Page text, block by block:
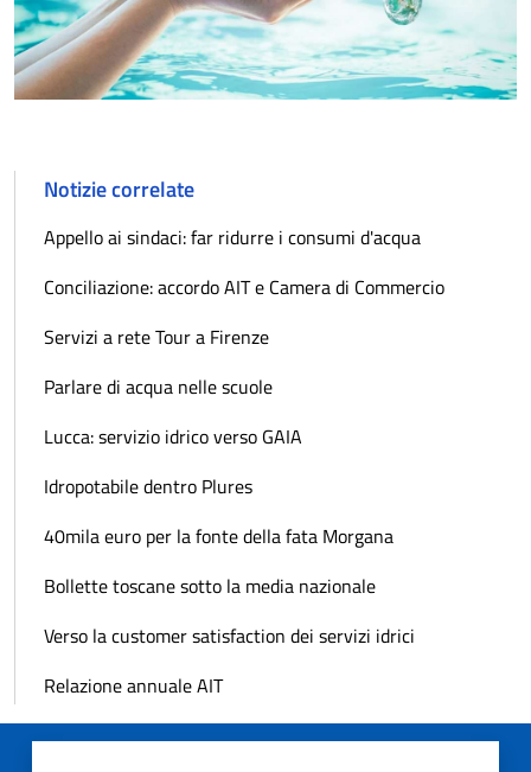
Notizie correlate
Appello ai sindaci: far ridurre i consumi d'acqua
Conciliazione: accordo AIT e Camera di Commercio
Servizi a rete Tour a Firenze
Parlare di acqua nelle scuole
Lucca: servizio idrico verso GAIA
Idropotabile dentro Plures
40mila euro per la fonte della fata Morgana
Bollette toscane sotto la media nazionale
Verso la customer satisfaction dei servizi idrici
Relazione annuale AIT